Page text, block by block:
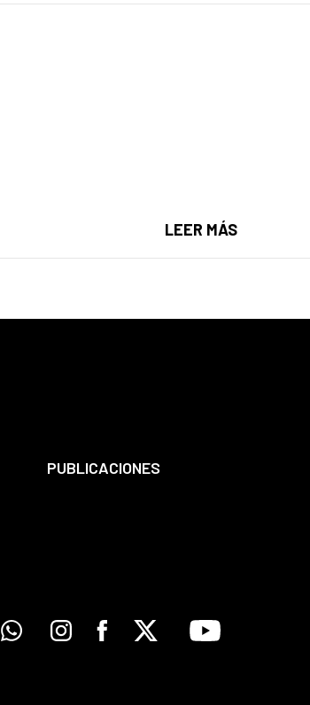
LEER MÁSAGENDA
PUBLICACIONES
WhatsappInstagramFacebook
X Youtube